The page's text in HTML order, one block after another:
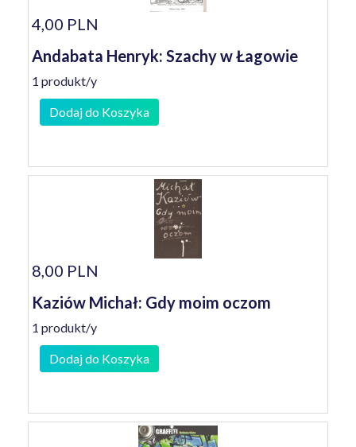
4,00 PLN
Andabata Henryk: Szachy w Łagowie
1 produkt/y
Dodaj do Koszyka
8,00 PLN
Kaziów Michał: Gdy moim oczom
1 produkt/y
Dodaj do Koszyka